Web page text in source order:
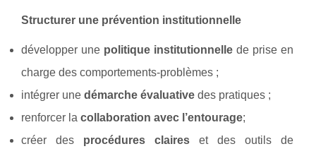
Structurer une prévention institutionnelle
développer une politique institutionnellede prise en
charge des comportements-problèmes ;
intégrer une démarche évaluative des pratiques ;
renforcer la collaboration avec l’entourage;
créer des procédures claireset des outils de